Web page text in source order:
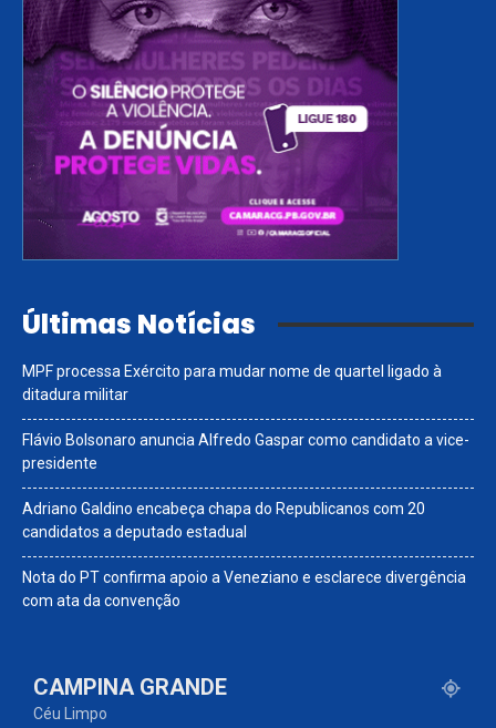
Últimas Notícias
MPF processa Exército para mudar nome de quartel ligado à
ditadura militar
Flávio Bolsonaro anuncia Alfredo Gaspar como candidato a vice-
presidente
Adriano Galdino encabeça chapa do Republicanos com 20
candidatos a deputado estadual
Nota do PT confirma apoio a Veneziano e esclarece divergência
com ata da convenção
CAMPINA GRANDE
Céu Limpo